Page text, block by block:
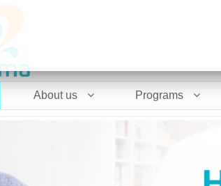
About us Programs